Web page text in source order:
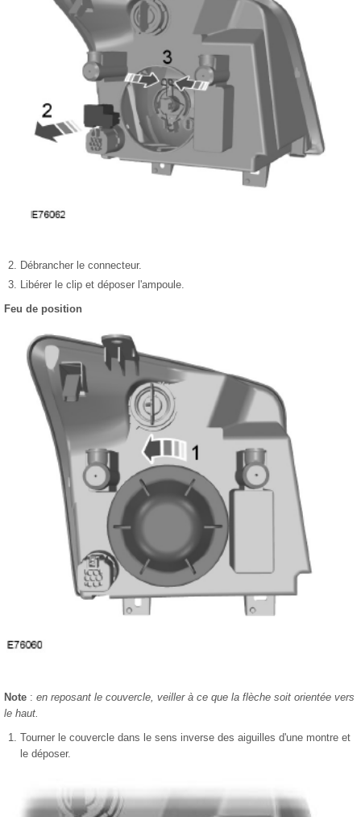
Débrancher le connecteur.
Libérer le clip et déposer l'ampoule.
Feu de position
Note : en reposant le couvercle, veiller à ce que la flèche soit orientée vers
le haut.
Tourner le couvercle dans le sens inverse des aiguilles d'une montre et
le déposer.